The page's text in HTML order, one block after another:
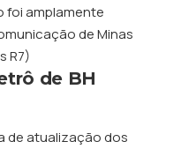
foi amplamente
de Minas
R7)
de BH
de atualização dos